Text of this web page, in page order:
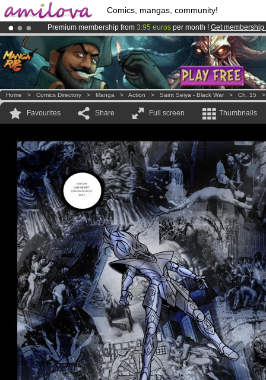
Comics, mangas, community!
Premium membership from 3.95 euros per month ! Get membership
AmilovaKickstarter is now LIVE!.
Already 100000membersand 1000 comics & mangas!.
Home > Comics Directory > Manga > Action > Saint Seiya - Black War > Ch. 15
Favourites Share Full screen Thumbnails